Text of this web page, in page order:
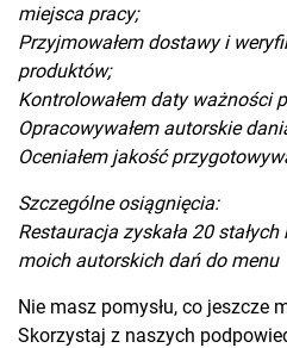
miejsca pracy;
Przyjmowałem dostawy i
produktów;
Kontrolowałem daty ważności
Opracowywałem autorskie
Oceniałem jakość
Szczególne osiągnięcia:
Restauracja zyskała 20
moich autorskich dań do menu
Nie masz pomysłu, co jeszcze
Skorzystaj z naszych